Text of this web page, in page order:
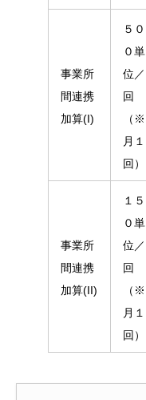
事業所
間連携
加算(I)
５０
０単
位／
回
（※
月１
回）
事業所
間連携
加算(II)
１５
０単
位／
回
（※
月１
回）